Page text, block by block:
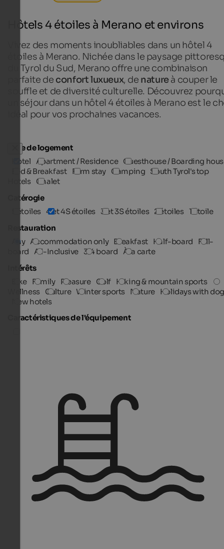
Hôtels 4 étoiles à Merano et environs
Vivez des moments inoubliables dans un hôtel 4
étoiles à Merano. Nichée dans le paysage
du Tyrol du Sud, Merano offre une combinaison
parfaite de confort luxueux, de natureà couper le
souffle et de diversité culturelle. Découvrez
un séjour dans un hôtel 4 étoiles à Merano est le
idéal pour vos prochaines vacances.
Type de logement
Hotel Apartment / Residence Guesthouse / Boarding
Bed & Breakfast Farm stay Camping South Tyrol's top
Hotels Chalet
Catérogie
5 étoiles 4 et 4S étoiles 3 et 3S étoiles 2 étoiles 1 étoile
Restauration
Any Accommodation only Breakfast Half-board
Full-
board All-Inclusive 3/4 board À la carte
Intérêts
Bike Family Pleasure Golf Hiking & mountain sports
Wellness Culture Winter sports Nature Holidays with
New hotels
Caractéristiques de l'équipement